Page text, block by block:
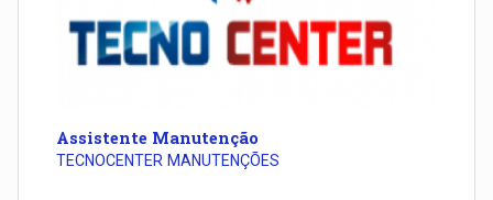
Assistente Manutenção
TECNOCENTER MANUTENÇÕES